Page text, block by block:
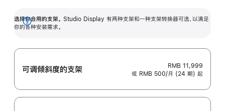
选择你合用的支架。 Studio Display 有两种支架和一种支架转换器可选，以满足
你的各种安装需求。
展
可调倾斜度的支架
RMB 11,999
或 RMB 500/月 (24 期) 起